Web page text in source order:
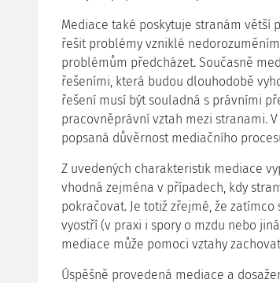
Mediace také poskytuje stranám větší
řešit problémy vzniklé
problémům předcházet. Současně
řešeními, která budou dlouhodobě
řešení musí být souladná s právními
pracovněprávní vztah mezi stranami.
popsaná důvěrnost mediačního
Z uvedených charakteristik mediace
vhodná zejména v případech, kdy
pokračovat. Je totiž zřejmé, že
vyostří (v praxi i spory o mzdu nebo
mediace může pomoci vztahy
Úspěšně provedená mediace a